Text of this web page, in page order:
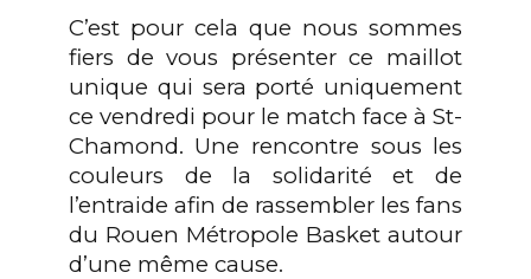
C’est pour cela que nous sommes
fiers de vous présenter ce maillot
unique qui sera porté uniquement
ce vendredi pour le match face àSt-
Chamond. Une rencontre sous les
couleurs de la solidarité et de
l’entraide afin de rassembler les fans
du Rouen Métropole Basket autour
d’une même cause.